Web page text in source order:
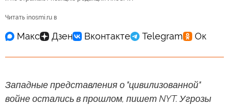
Читать inosmi.ru в
Западные представления о "цивилизованной"
войне остались в прошлом, пишет NYT. Угрозы